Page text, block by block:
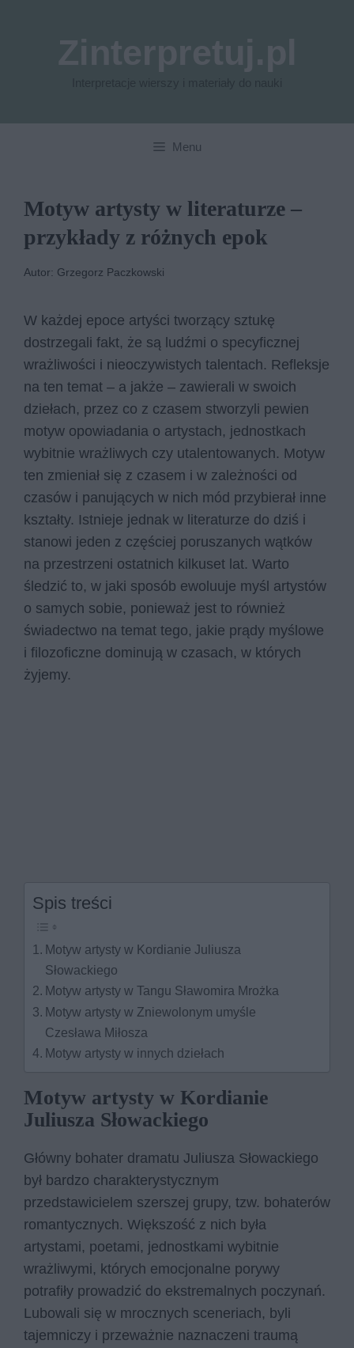
Menu
Motyw artysty w literaturze –
przykłady z różnych epok
Autor: Grzegorz Paczkowski
W każdej epoce artyści tworzący sztukę
dostrzegali fakt, że są ludźmi o specyficznej
wrażliwości i nieoczywistych talentach. Refleksje
na ten temat – a jakże – zawierali w swoich
dziełach, przez co z czasem stworzyli pewien
motyw opowiadania o artystach, jednostkach
wybitnie wrażliwych czy utalentowanych. Motyw
ten zmieniał się z czasem i w zależności od
czasów i panujących w nich mód przybierał inne
kształty. Istnieje jednak w literaturze do dziś i
stanowi jeden z częściej poruszanych wątków
na przestrzeni ostatnich kilkuset lat. Warto
śledzić to, w jaki sposób ewoluuje myśl artystów
o samych sobie, ponieważ jest to również
świadectwo na temat tego, jakie prądy myślowe
i filozoficzne dominują w czasach, w których
żyjemy.
Spis treści
Motyw artysty w Kordianie Juliusza
Słowackiego
Motyw artysty w Tangu Sławomira Mrożka
Motyw artysty w Zniewolonym umyśle
Czesława Miłosza
Motyw artysty w innych dziełach
Motyw artysty w Kordianie
Juliusza Słowackiego
Główny bohater dramatu Juliusza Słowackiego
był bardzo charakterystycznym
przedstawicielem szerszej grupy, tzw. bohaterów
romantycznych. Większość z nich była
artystami, poetami, jednostkami wybitnie
wrażliwymi, których emocjonalne porywy
potrafiły prowadzić do ekstremalnych poczynań.
Lubowali się w mrocznych sceneriach, byli
tajemniczy i przeważnie naznaczeni traumą